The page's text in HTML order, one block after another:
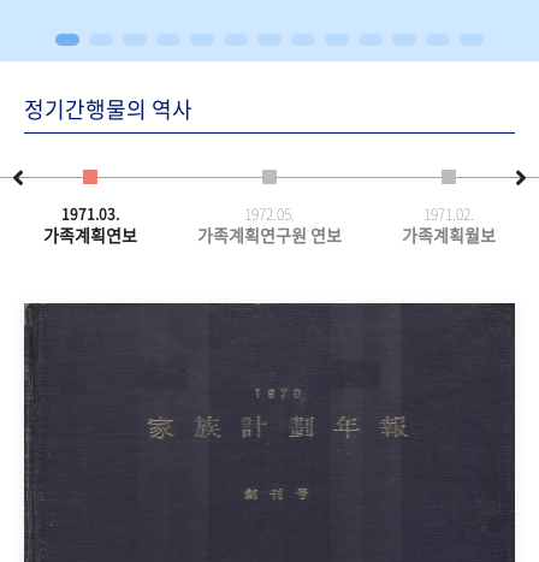
정기간행물의 역사
1971.03.
가족계획연보
1972.05.
가족계획연구원 연보
1971.02.
가족계획월보